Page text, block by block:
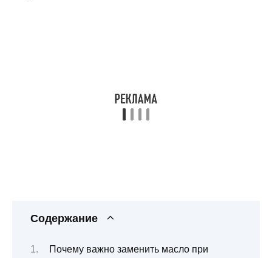
Содержание
Почему важно заменить масло при